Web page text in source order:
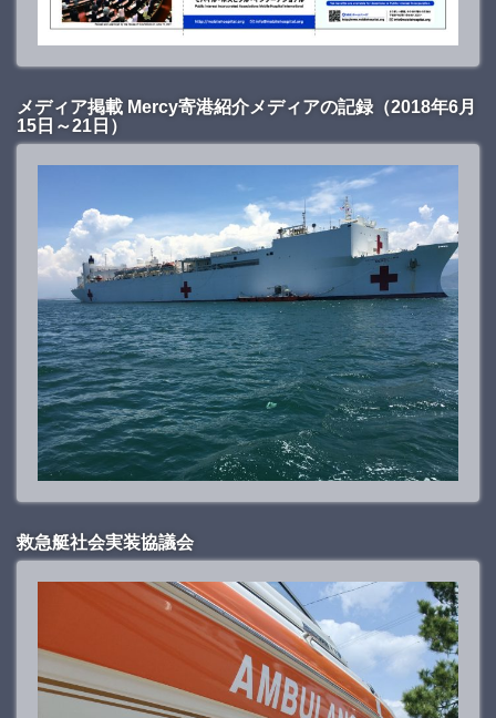
メディア掲載 Mercy寄港紹介メディアの記録（2018年6月
15日～21日）
救急艇社会実装協議会